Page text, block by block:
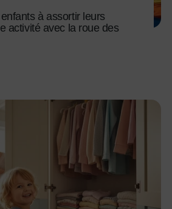
à assortir leurs
activité avec la roue des